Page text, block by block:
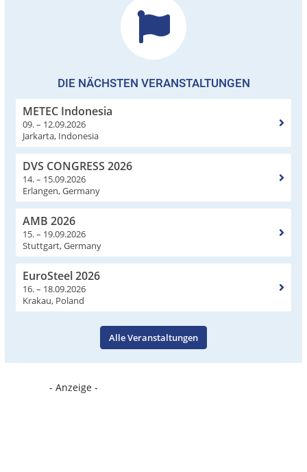
DIE NÄCHSTEN VERANSTALTUNGEN
METEC Indonesia
09. – 12.09.2026
Jarkarta, Indonesia
DVS CONGRESS 2026
14. – 15.09.2026
Erlangen, Germany
AMB 2026
15. – 19.09.2026
Stuttgart, Germany
EuroSteel 2026
16. – 18.09.2026
Krakau, Poland
Alle Veranstaltungen
- Anzeige -